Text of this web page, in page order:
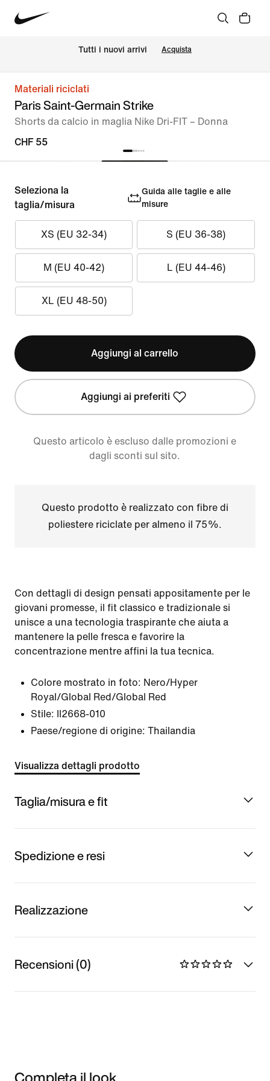
Tutti i nuovi arrivi Acquista
Materiali riciclati
Paris Saint-Germain Strike
Shorts da calcio in maglia Nike Dri-FIT – Donna
CHF 55
Seleziona la
taglia/misura
Guida alle taglie e alle
misure
XS (EU 32-34) S (EU 36-38)
M (EU 40-42) L (EU 44-46)
XL (EU 48-50)
Aggiungi al carrello
Aggiungi ai preferiti
Questo articolo è escluso dalle promozioni e
dagli sconti sul sito.
Questo prodotto è realizzato con fibre di
poliestere riciclate per almeno il 75%.
Con dettagli di design pensati appositamente per le
giovani promesse, il fit classico e tradizionale si
unisce a una tecnologia traspirante che aiuta a
mantenere la pelle fresca e favorire la
concentrazione mentre affini la tua tecnica.
Colore mostrato in foto: Nero/Hyper
Royal/Global Red/Global Red
Stile:
II2668-010
Paese/regione di origine: Thailandia
Visualizza dettagli prodotto
Taglia/misura e fit
Spedizione e resi
Realizzazione
Recensioni (0)